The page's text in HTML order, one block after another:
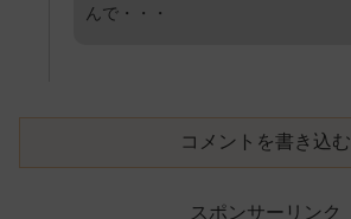
んで・・・
コメントを書き込む
スポンサーリンク